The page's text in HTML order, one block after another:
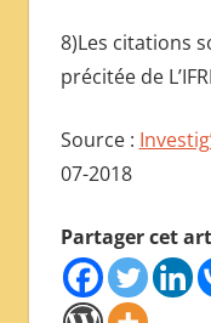
8)Les citations
précitée de
Source :
07-2018
Partager cet